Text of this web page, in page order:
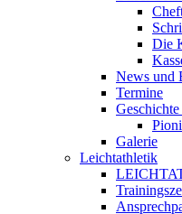
Die
News und
Termine
Galerie
Leichtathletik